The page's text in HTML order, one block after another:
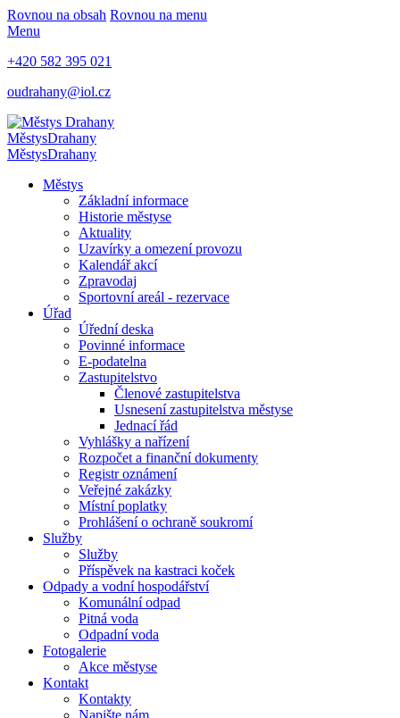
Rovnou na obsah Rovnou na menu
Menu
+420 582 395 021
oudrahany@iol.cz
MěstysDrahany
MěstysDrahany
Městys
Základní informace
Historie městyse
Aktuality
Uzavírky a omezení provozu
Kalendář akcí
Zpravodaj
Sportovní areál - rezervace
Úřad
Úřední deska
Povinné informace
E-podatelna
Zastupitelstvo
Členové zastupitelstva
Usnesení zastupitelstva městyse
Jednací řád
Vyhlášky a nařízení
Rozpočet a finanční dokumenty
Registr oznámení
Veřejné zakázky
Místní poplatky
Prohlášení o ochraně soukromí
Služby
Služby
Příspěvek na kastraci koček
Odpady a vodní hospodářství
Komunální odpad
Pitná voda
Odpadní voda
Fotogalerie
Akce městyse
Kontakt
Kontakty
Napište nám